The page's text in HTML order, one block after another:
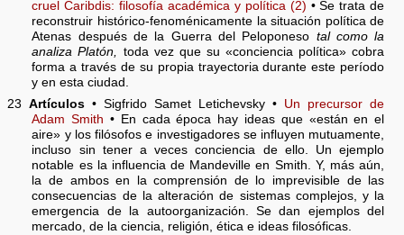
cruel Caribdis: filosofía académica y política (2) • Se trata de
reconstruir histórico-fenoménicamente la situación política de
Atenas después de la Guerra del Peloponeso tal como la
analiza Platón, toda vez que su «conciencia política» cobra
forma a través de su propia trayectoria durante este período
y en esta ciudad.
23Artículos • Sigfrido Samet Letichevsky • Un precursor de
Adam Smith • En cada época hay ideas que «están en el
aire» y los filósofos e investigadores se influyen mutuamente,
incluso sin tener a veces conciencia de ello. Un ejemplo
notable es la influencia de Mandeville en Smith. Y, más aún,
la de ambos en la comprensión de lo imprevisible de las
consecuencias de la alteración de sistemas complejos, y la
emergencia de la autoorganización. Se dan ejemplos del
mercado, de la ciencia, religión, ética e ideas filosóficas.